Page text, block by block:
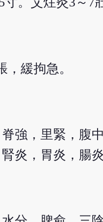
，緩拘急。
強，里緊，腹
炎，胃炎，腸炎